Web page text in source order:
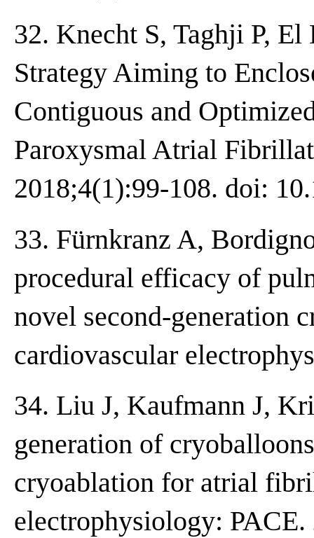
32. Knecht S, Taghji P,
Strategy Aiming to
Contiguous and
Paroxysmal Atrial
2018;4(1):99-108. doi:
33. Fürnkranz A,
procedural efficacy of
novel second-generation
cardiovascular
34. Liu J, Kaufmann J,
generation of
cryoablation for atrial
electrophysiology: